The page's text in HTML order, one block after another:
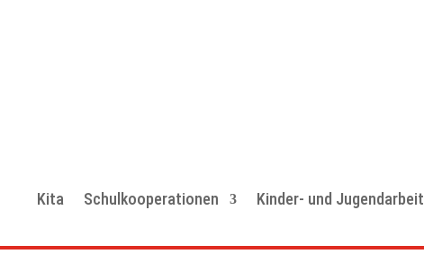
Kita Schulkooperationen Kinder- und Jugendarbeit